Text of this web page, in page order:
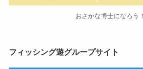
おさかな博士になろう！
フィッシング遊グループサイト